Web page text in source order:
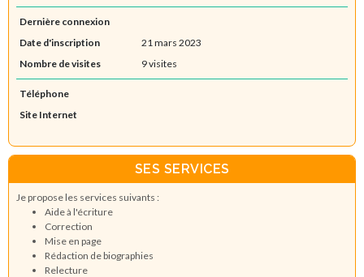
Dernière connexion
Date d'inscription
21 mars 2023
Nombre de visites
9 visites
Téléphone
Site Internet
SES SERVICES
Je propose les services suivants :
Aide à l'écriture
Correction
Mise en page
Rédaction de biographies
Relecture